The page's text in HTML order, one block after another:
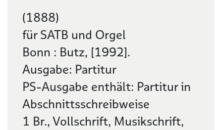
(1888)
für SATB und Orgel
Bonn : Butz, [1992].
Ausgabe: Partitur
PS-Ausgabe enthält: Partitur in
Abschnittsschreibweise
1 Br., Vollschrift, Musikschrift,